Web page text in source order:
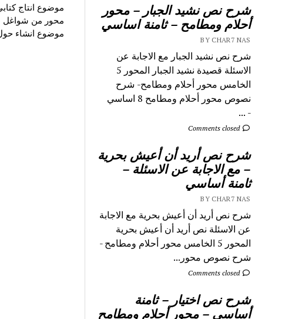
شرح نص نشيد الجبار – محور
أحلام ومطامح – ثامنة اساسي
BY CHAR7 NAS
شرح نص نشيد الجبار مع الاجابة عن
الاسئلة قصيدة نشيد الجبار المحور 5
الخامس محور أحلام ومطامح- شرح
نصوص محور أحلام ومطامح 8 اساسي
- ...
Comments closed
شرح نص أريد أن أعيش بحرية
– مع الاجابة عن الاسئلة –
ثامنة أساسي
BY CHAR7 NAS
شرح نص أريد أن أعيش بحرية مع الاجابة
عن الاسئلة نص أريد أن أعيش بحرية
المحور 5 الخامس محور أحلام ومطامح -
شرح نصوص محور...
Comments closed
شرح نص اختيار – ثامنة
أساسي – محور أحلام ومطامح
موضوع انتاج
محور من شواغل
موضوع انشاء حول